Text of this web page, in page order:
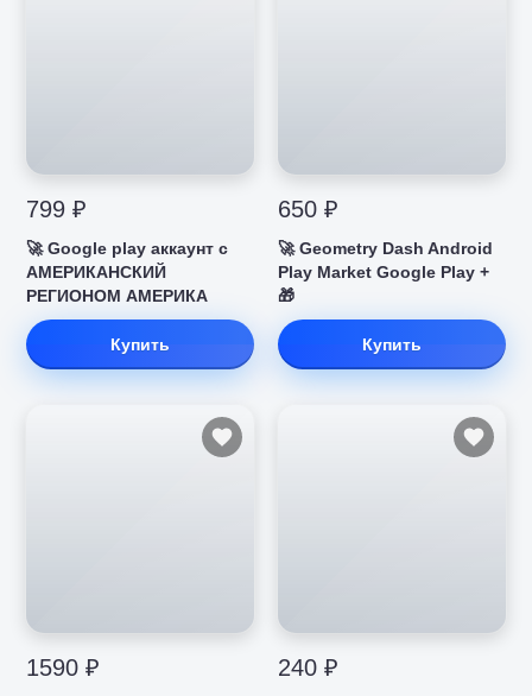
799 ₽
🚀 Google play аккаунт с
АМЕРИКАНСКИЙ
РЕГИОНОМ АМЕРИКА
Купить
650 ₽
🚀 Geometry Dash Android
Play Market Google Play +
🎁
Купить
1590 ₽ 240 ₽